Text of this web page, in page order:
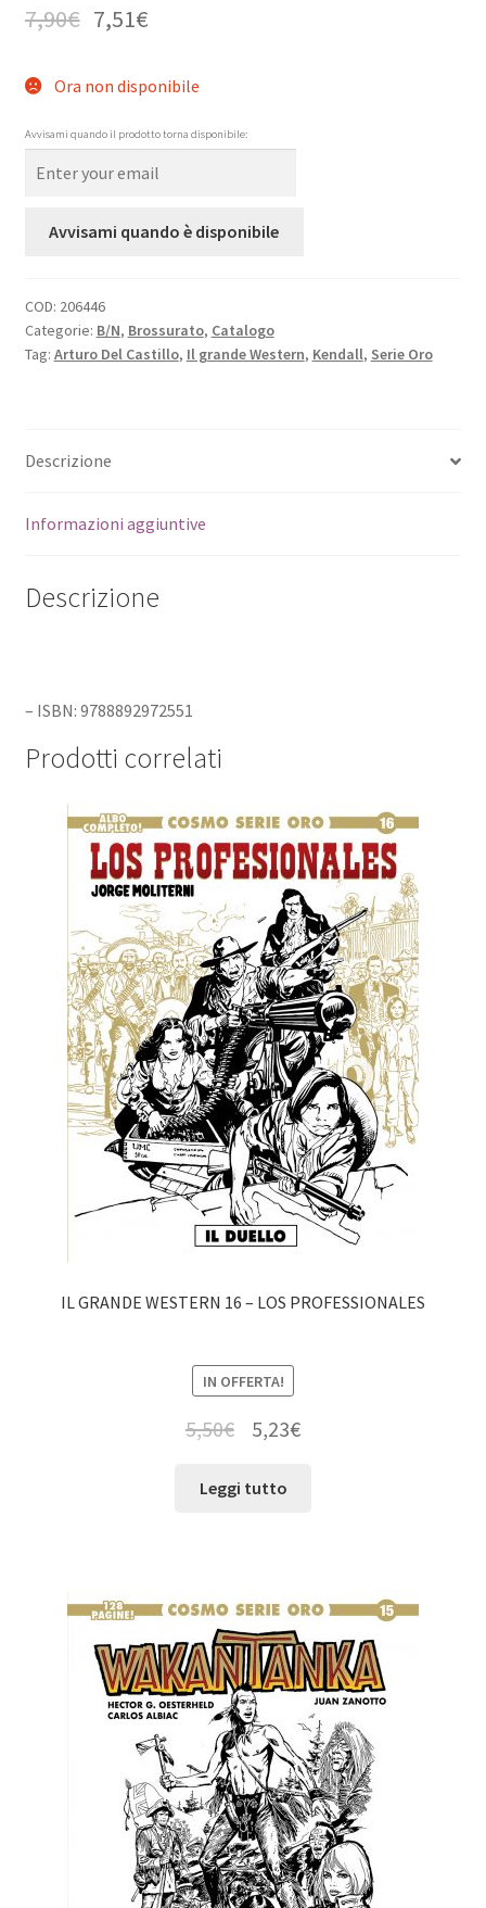
7,90€ 7,51€
Ora non disponibile
Avvisami quando il prodotto torna disponibile:
Avvisami quando è disponibile
COD: 206446
Categorie: B/N, Brossurato, Catalogo
Tag: Arturo Del Castillo, Il grande Western, Kendall, Serie Oro
Descrizione
Informazioni aggiuntive
Descrizione
– ISBN: 9788892972551
Prodotti correlati
IL GRANDE WESTERN 16 – LOS PROFESSIONALES
IN OFFERTA!
5,50€ 5,23€
Leggi tutto